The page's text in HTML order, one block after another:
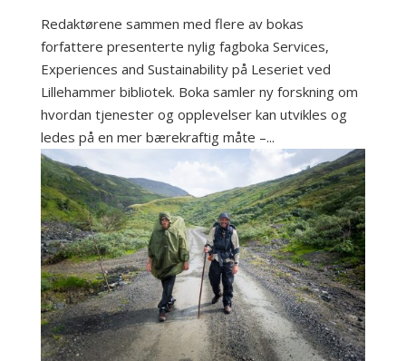
Redaktørene sammen med flere av bokas
forfattere presenterte nylig fagboka Services,
Experiences and Sustainability på Leseriet ved
Lillehammer bibliotek. Boka samler ny forskning om
hvordan tjenester og opplevelser kan utvikles og
ledes på en mer bærekraftig måte –...